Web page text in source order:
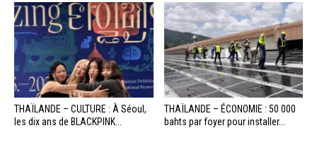
THAÏLANDE – CULTURE : À Séoul,
les dix ans de BLACKPINK...
THAÏLANDE – ÉCONOMIE : 50 000
bahts par foyer pour installer...